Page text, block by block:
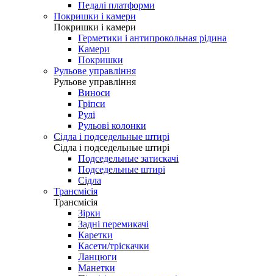
Педалі платформи
Покришки і камери
Покришки і камери
Герметики і антипрокольная рідина
Камери
Покришки
Рульове управління
Рульове управління
Виноси
Гріпси
Рулі
Рульові колонки
Сідла і подседельные штирі
Сідла і подседельные штирі
Подседельные затискачі
Подседельные штирі
Сідла
Трансмісія
Трансмісія
Зірки
Задні перемикачі
Каретки
Касети/тріскачки
Ланцюги
Манетки